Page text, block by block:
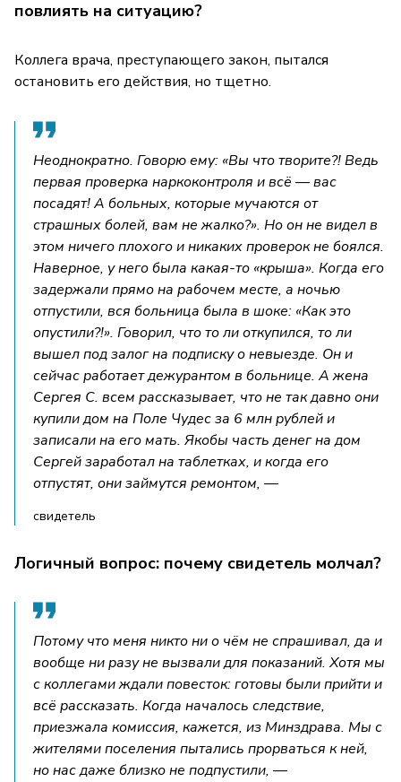
повлиять на ситуацию?
Коллега врача, преступающего закон, пытался
остановить его действия, но тщетно.
Неоднократно. Говорю ему: «Вы что творите?! Ведь
первая проверка наркоконтроля и всё — вас
посадят! А больных, которые мучаются от
страшных болей, вам не жалко?». Но он не видел в
этом ничего плохого и никаких проверок не боялся.
Наверное, у него была какая-то «крыша». Когда его
задержали прямо на рабочем месте, а ночью
отпустили, вся больница была в шоке: «Как это
опустили?!». Говорил, что то ли откупился, то ли
вышел под залог на подписку о невыезде. Он и
сейчас работает дежурантом в больнице. А жена
Сергея С. всем рассказывает, что не так давно они
купили дом на Поле Чудес за 6 млн рублей и
записали на его мать. Якобы часть денег на дом
Сергей заработал на таблетках, и когда его
отпустят, они займутся ремонтом, —
свидетель
Логичный вопрос: почему свидетель молчал?
Потому что меня никто ни о чём не спрашивал, да и
вообще ни разу не вызвали для показаний. Хотя мы
с коллегами ждали повесток: готовы были прийти и
всё рассказать. Когда началось следствие,
приезжала комиссия, кажется, из Минздрава. Мы с
жителями поселения пытались прорваться к ней,
но нас даже близко не подпустили, —